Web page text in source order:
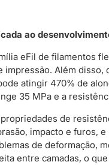
ao
eFil de filamentos
Além
atingir 470% de
35 MPa e a
de
impacto e furos,
de deformação,
entre camadas, o